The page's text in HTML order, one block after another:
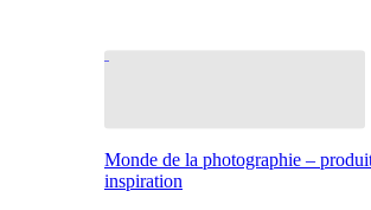
Monde de la photographie –
inspiration